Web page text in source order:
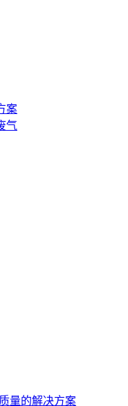
案
气
量的解决方案